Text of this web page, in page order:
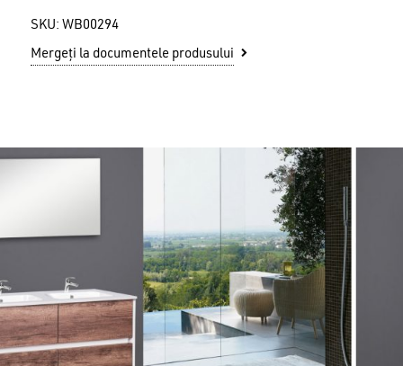
SKU: WB00294
Mergeți la documentele produsului